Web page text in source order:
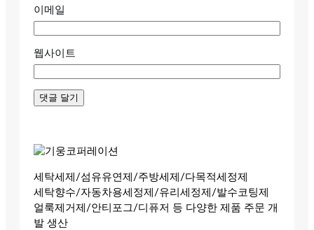
이메일
웹사이트
세탁세제/섬유유연제/주방세제/다목적세정제
세탁향수/자동차용세정제/유리세정제/발수코팅제
얼룩제거제/안티포그/디퓨저 등 다양한 제품 주문 개
발 생산